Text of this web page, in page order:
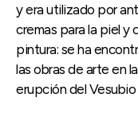
y era utilizado por
cremas para la piel y
pintura: se ha
las obras de arte en
erupción del Vesubio